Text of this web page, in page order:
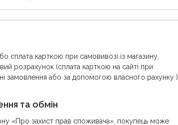
сплата карткою при самовивозі із магазину,
розрахунок (сплата карткою на сайті при
замовлення або за допомогою власного рахунку ).
та обмін
«Про захист прав споживача», покупець може